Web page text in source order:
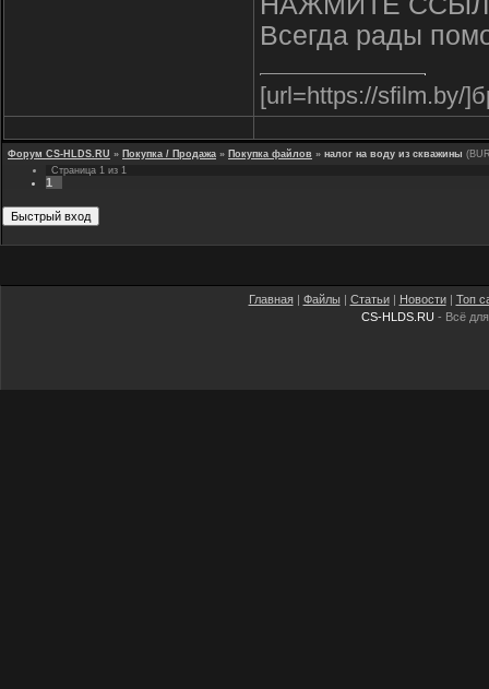
Всегда рады
[url=https://sfilm.by/
Форум CS-HLDS.RU » Покупка / Продажа » Покупка файлов » налог на воду из скважины
Страница 1 из 1
1
Главная| Файлы | Статьи| Новости| Топ
CS-HLDS.RU - Всё